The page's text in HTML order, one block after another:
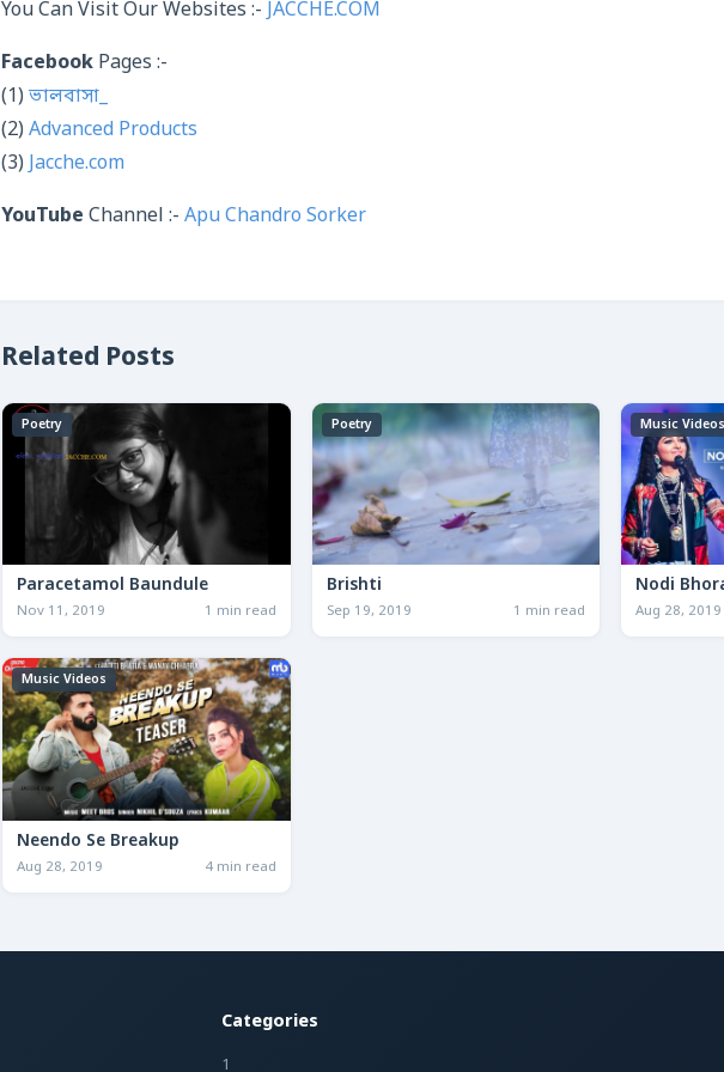
You Can Visit Our Websites :- JACCHE.COM
Facebook Pages :-
(1) ভালবাসা_
(2) Advanced Products
(3) Jacche.com
YouTube Channel :- Apu Chandro Sorker
Related Posts
Poetry
Paracetamol Baundule
Nov 11, 2019 1 min read
Poetry
Brishti
Sep 19, 2019 1 min read
Music
Nodi
Aug 28, 2019
Music Videos
Neendo Se Breakup
Aug 28, 2019 4 min read
Categories
1